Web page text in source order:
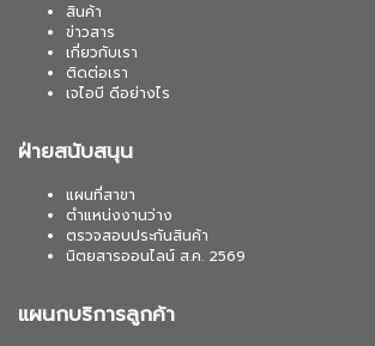
สินค้า
ข่าวสาร
เกี่ยวกับเรา
ติดต่อเรา
เจไอบี ดีอย่างไร
ฝ่ายสนับสนุน
แผนที่สาขา
ตำแหน่งงานว่าง
ตรวจสอบประกันสินค้า
นิตยสารออนไลน์ ส.ค. 2569
แผนกบริการลูกค้า